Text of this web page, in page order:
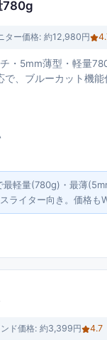
780g
ター価格: 約12,980円
・5mm薄型・軽量
、ブルーカット機
最軽量(780g)・最薄
ライター向き。価格も
ド価格: 約3,399円 4.7